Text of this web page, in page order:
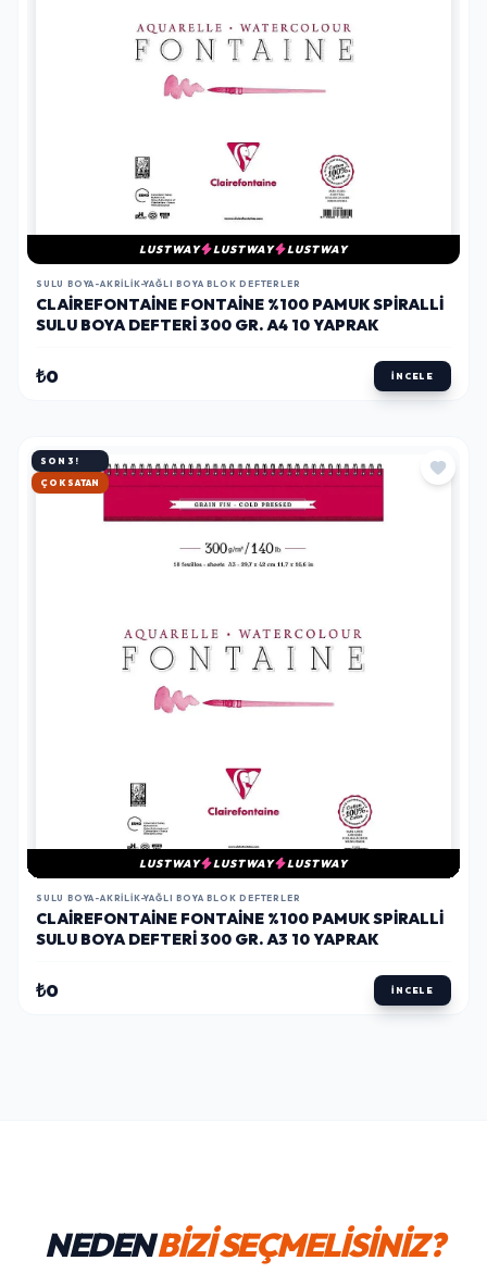
LUSTWAY LUSTWAY LUSTWAY
SULU BOYA-AKRILIK-YAĞLI BOYA BLOK DEFTERLER
CLAIREFONTAINE FONTAINE %100 PAMUK SPIRALLI
SULU BOYA DEFTERI 300 GR. A4 10 YAPRAK
₺0 İNCELE
SON 3!
HIZLI KARGO
LUSTWAY LUSTWAY LUSTWAY
SULU BOYA-AKRILIK-YAĞLI BOYA BLOK DEFTERLER
CLAIREFONTAINE FONTAINE %100 PAMUK SPIRALLI
SULU BOYA DEFTERI 300 GR. A3 10 YAPRAK
₺0 İNCELE
NEDENBİZİ SEÇMELİSİNİZ?